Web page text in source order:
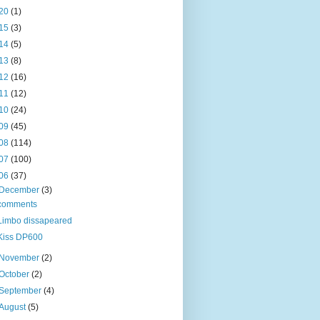
(1)
(3)
(5)
(8)
(16)
(12)
(24)
(45)
(114)
(100)
(37)
(3)
dissapeared
DP600
(2)
(2)
(4)
(5)